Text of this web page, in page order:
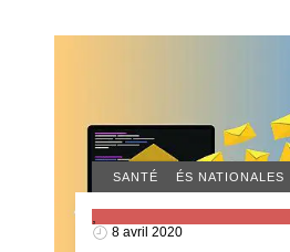
ACTUALITÉS NATIONALES
SANTÉ
8 avril 2020